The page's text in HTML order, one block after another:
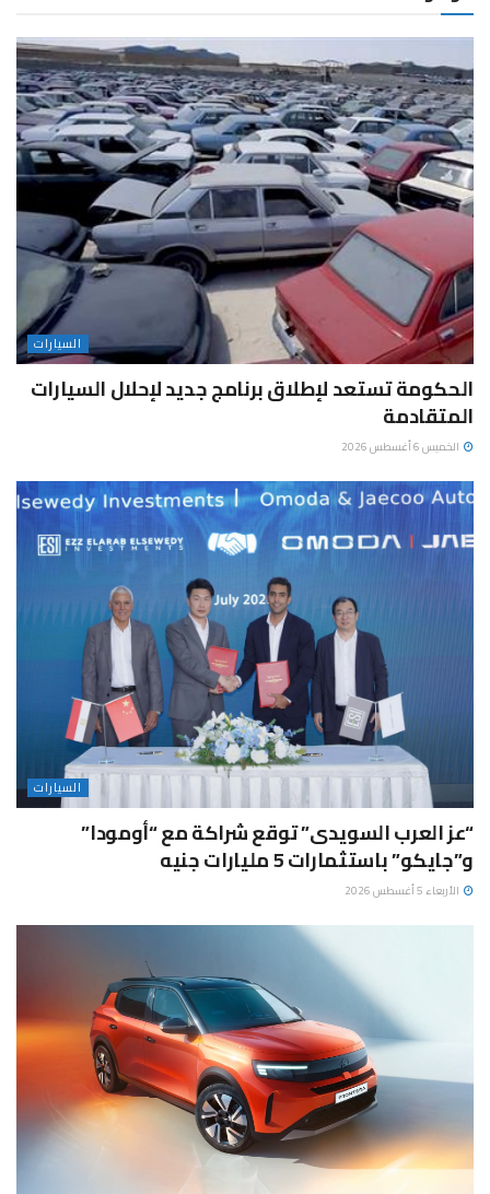
السيارات
الحكومة تستعد لإطلاق برنامج جديد لإحلال السيارات
المتقادمة
الخميس 6 أغسطس 2026
السيارات
“عز العرب السويدى” توقع شراكة مع “أومودا”
و”جايكو” باستثمارات 5 مليارات جنيه
الأربعاء 5 أغسطس 2026